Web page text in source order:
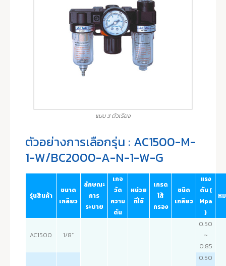
แบบ 3 ตัวเรียง
ตัวอย่างการเลือกรุ่น : AC1500-M-
1-W/BC2000-A-N-1-W-G
รุ่นสินค้า
ขนาด
เกลียว
ลักษณะ
การ
ระบาย
เกจ
วัด
ความ
ดัน
หน่วย
ที่ใช้
เกรด
ไส้
กรอง
ชนิด
เกลียว
แรง
ดัน (
Mpa
)
ห
AC1500 1/8”
0.50
~
0.85
0.50